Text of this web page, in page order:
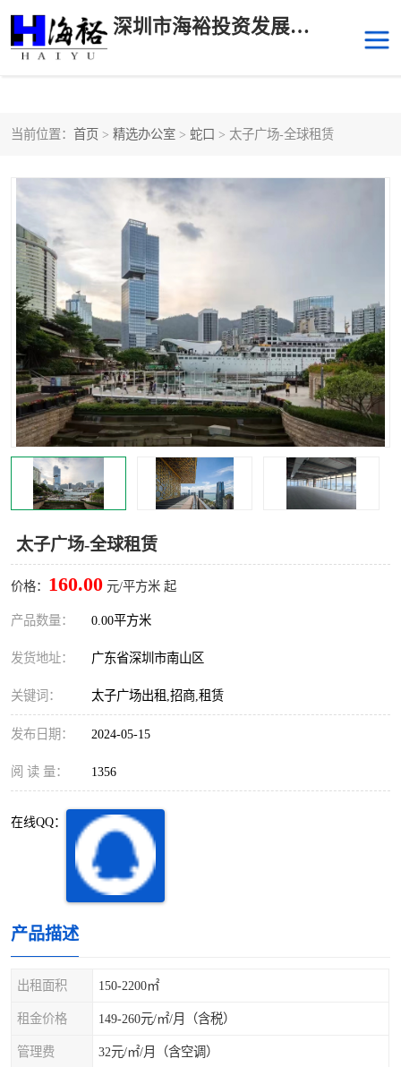
深圳市海裕投资发展有限公司
当前位置： 首页 > 精选办公室 > 蛇口 > 太子广场-全球租赁
太子广场-全球租赁
价格： 160.00 元/平方米 起
产品数量： 0.00平方米
发货地址： 广东省深圳市南山区
关键词： 太子广场出租,招商,租赁
发布日期： 2024-05-15
阅 读 量： 1356
在线QQ：
产品描述
出租面积 150-2200㎡
租金价格 149-260元/㎡/月（含税）
管理费 32元/㎡/月（含空调）
科技园中区 南山华侨城
前海
福田中心区写字楼租赁
深圳宝安 福田车公庙
罗湖水贝 南山南油
龙华 罗湖区
宝安区 西乡
兴东 石岩
福田华强北
南山后海
南山区
南头
深圳超级总部基地
华侨城
龙岗区
宝安西乡